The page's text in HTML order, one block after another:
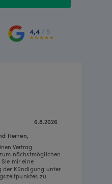
4,4 / 5
6.8.2026
Vertrag
nächstmöglichen
mir eine
der Kündigung unter
zu.
Herren,